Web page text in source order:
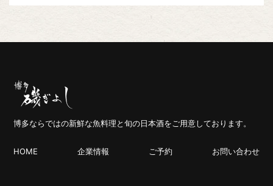
博多ならではの新鮮な魚料理と旬の日本酒をご用意しております。
HOME 企業情報 ご予約 お問い合わせ